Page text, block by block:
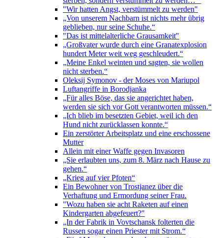
"Wir hatten Angst, verstümmelt zu werden"
„Von unserem Nachbarn ist nichts mehr übrig
geblieben, nur seine Schuhe.“
"Das ist mittelalterliche Grausamkeit"
„Großvater wurde durch eine Granatexplosion
hundert Meter weit weg geschleudert.“
„Meine Enkel weinten und sagten, sie wollen
nicht sterben.“
Oleksij Symonov - der Moses von Mariupol
Luftangriffe in Borodjanka
„Für alles Böse, das sie angerichtet haben,
werden sie sich vor Gott verantworten müssen.“
„Ich blieb im besetzten Gebiet, weil ich den
Hund nicht zurücklassen konnte.“
Ein zerstörter Arbeitsplatz und eine erschossene
Mutter
Allein mit einer Waffe gegen Invasoren
„Sie erlaubten uns, zum 8. März nach Hause zu
gehen.“
„Krieg auf vier Pfoten“
Ein Bewohner von Trostjanez über die
Verhaftung und Ermordung seiner Frau.
"Wozu haben sie acht Raketen auf einen
Kindergarten abgefeuert?"
„In der Fabrik in Vovtschansk folterten die
Russen sogar einen Priester mit Strom.“